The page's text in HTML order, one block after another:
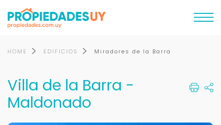
HOME EDIFICIOS Miradores de la Barra
Villa de la Barra -
Maldonado